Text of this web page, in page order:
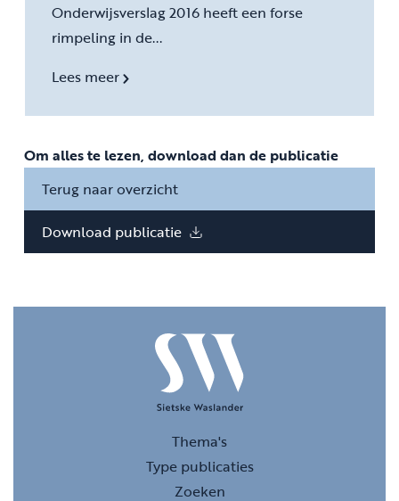
Onderwijsverslag 2016 heeft een forse
rimpeling in de...
Lees meer
Om alles te lezen, download dan de publicatie
Terug naar overzicht
Download publicatie
Thema's
Type publicaties
Zoeken